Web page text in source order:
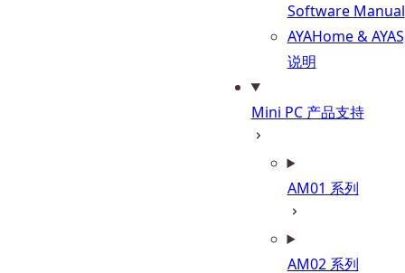
Software Manual
AYAHome &
说明
Mini PC 产品支持
AM01 系列
AM02 系列